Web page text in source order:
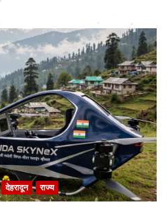
देहरादून राज्य